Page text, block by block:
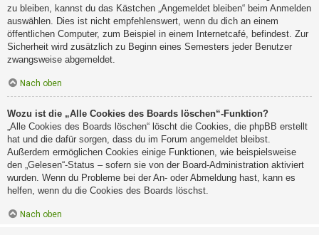
zu bleiben, kannst du das Kästchen „Angemeldet bleiben“ beim Anmelden
auswählen. Dies ist nicht empfehlenswert, wenn du dich an einem
öffentlichen Computer, zum Beispiel in einem Internetcafé, befindest. Zur
Sicherheit wird zusätzlich zu Beginn eines Semesters jeder Benutzer
zwangsweise abgemeldet.
Nach oben
Wozu ist die „Alle Cookies des Boards löschen“-Funktion?
„Alle Cookies des Boards löschen“ löscht die Cookies, die phpBB erstellt
hat und die dafür sorgen, dass du im Forum angemeldet bleibst.
Außerdem ermöglichen Cookies einige Funktionen, wie beispielsweise
den „Gelesen“-Status – sofern sie von der Board-Administration aktiviert
wurden. Wenn du Probleme bei der An- oder Abmeldung hast, kann es
helfen, wenn du die Cookies des Boards löschst.
Nach oben